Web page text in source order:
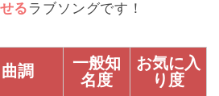
る ラブソングです！
曲調
一般知
名度
お気に入
り度